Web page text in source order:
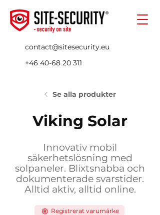
contact@sitesecurity.eu
+46 40-68 20 311
Se alla produkter
Viking Solar
Innovativ mobil
säkerhetslösning med
solpaneler. Blixtsnabba och
dokumenterade svarstider.
Alltid aktiv, alltid online.
Registrerat varumärke